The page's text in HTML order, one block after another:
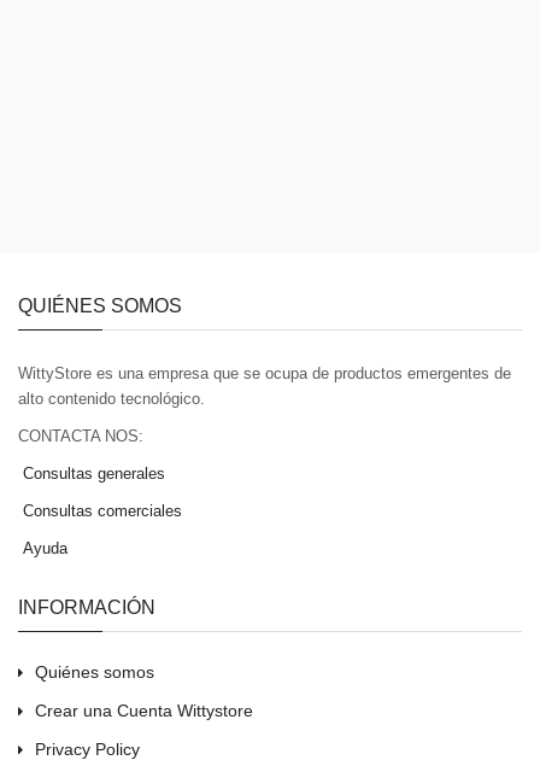
QUIÉNES SOMOS
WittyStore es una empresa que se ocupa de productos emergentes de
alto contenido tecnológico.
CONTACTA NOS:
Consultas generales
Consultas comerciales
Ayuda
INFORMACIÓN
Quiénes somos
Crear una Cuenta Wittystore
Privacy Policy